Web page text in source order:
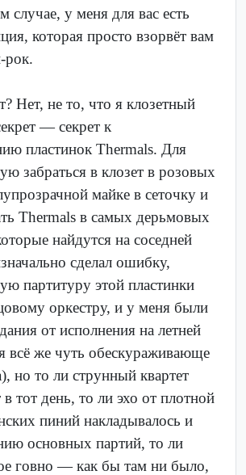
случае, у меня для вас есть
которая просто взорвёт вам
Нет, не то, что я клозетный
— секрет к
пластинок Thermals. Для
забраться в клозет в розовых
майке в сеточку и
Thermals в самых дерьмовых
найдутся на соседней
сделал ошибку,
партитуру этой пластинки
оркестру, и у меня были
от исполнения на летней
всё же чуть обескураживающе
но то ли струнный квартет
в тот день, то ли эхо от плотной
пиний накладывалось и
основных партий, то ли
говно — как бы там ни было,